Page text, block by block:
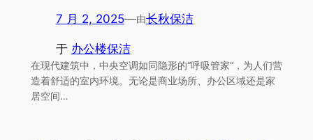
7 月 2, 2025—由长秋保洁
于 办公楼保洁
在现代建筑中，中央空调如同隐形的“呼吸管家”，为人们营
造着舒适的室内环境。无论是商业场所、办公区域还是家
居空间…